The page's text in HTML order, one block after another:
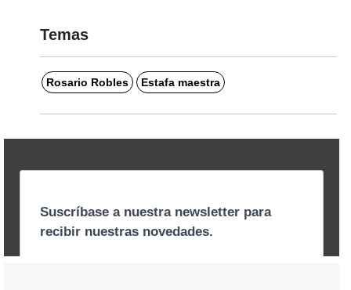
Temas
Rosario Robles Estafa maestra